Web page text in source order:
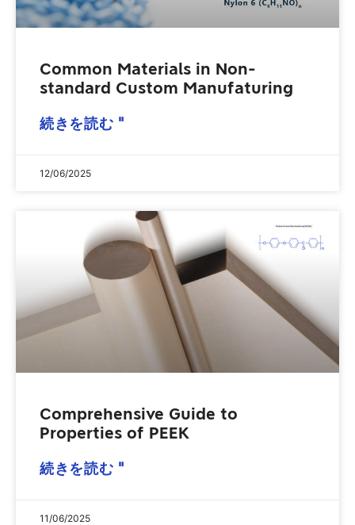
Common Materials in Non-
standard Custom Manufaturing
続きを読む "
12/06/2025
Comprehensive Guide to
Properties of PEEK
続きを読む "
11/06/2025